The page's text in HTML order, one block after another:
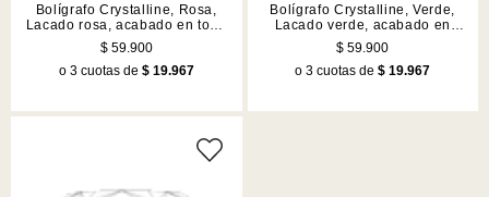
Bolígrafo Crystalline, Rosa,
Lacado rosa, acabado en tono
cromado
$ 59.900
o 3 cuotas de $ 19.967
Bolígrafo Crystalline, Verde,
Lacado verde, acabado en
tono cromado
$ 59.900
o 3 cuotas de$ 19.967